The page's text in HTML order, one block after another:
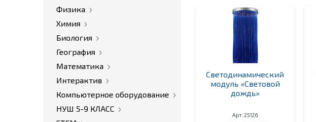
Физика
Химия
Биология
География
Математика
Интерактив
Компьютерное оборудование
НУШ 5-9 КЛАСС
Светодинамический
модуль «Световой
дождь»
Арт: 25126